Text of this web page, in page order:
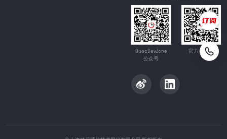
QuecDevZone
公众号
官方公众号